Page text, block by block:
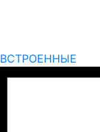
ВСТРОЕННЫЕ